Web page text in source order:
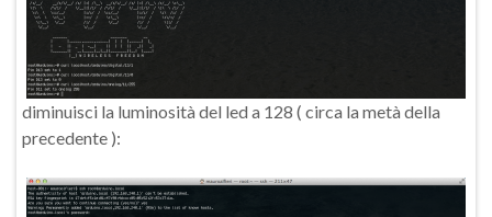
diminuisci la luminosità del led a 128 ( circa la metà della
precedente ):